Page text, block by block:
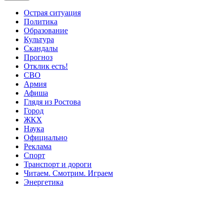
Острая ситуация
Политика
Образование
Культура
Скандалы
Прогноз
Отклик есть!
СВО
Армия
Афиша
Глядя из Ростова
Город
ЖКХ
Наука
Официально
Реклама
Спорт
Транспорт и дороги
Читаем. Смотрим. Играем
Энергетика